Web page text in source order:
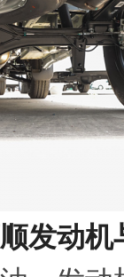
发动机